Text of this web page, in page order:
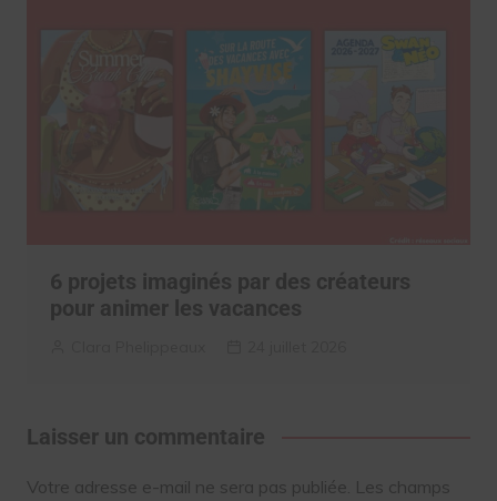
6 projets imaginés par des créateurs
pour animer les vacances
Laisser un commentaire
Votre adresse e-mail ne sera pas publiée. Les champs